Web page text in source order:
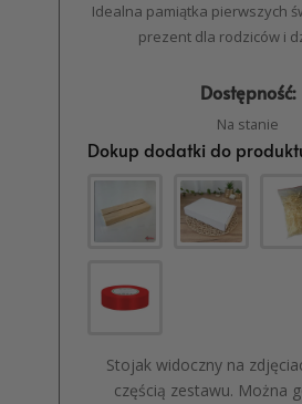
Idealna pamiątka pierwszych
prezent dla rodziców i
Dostępność:
Na stanie
Dokup dodatki do
Stojak widoczny na
częścią zestawu. Można